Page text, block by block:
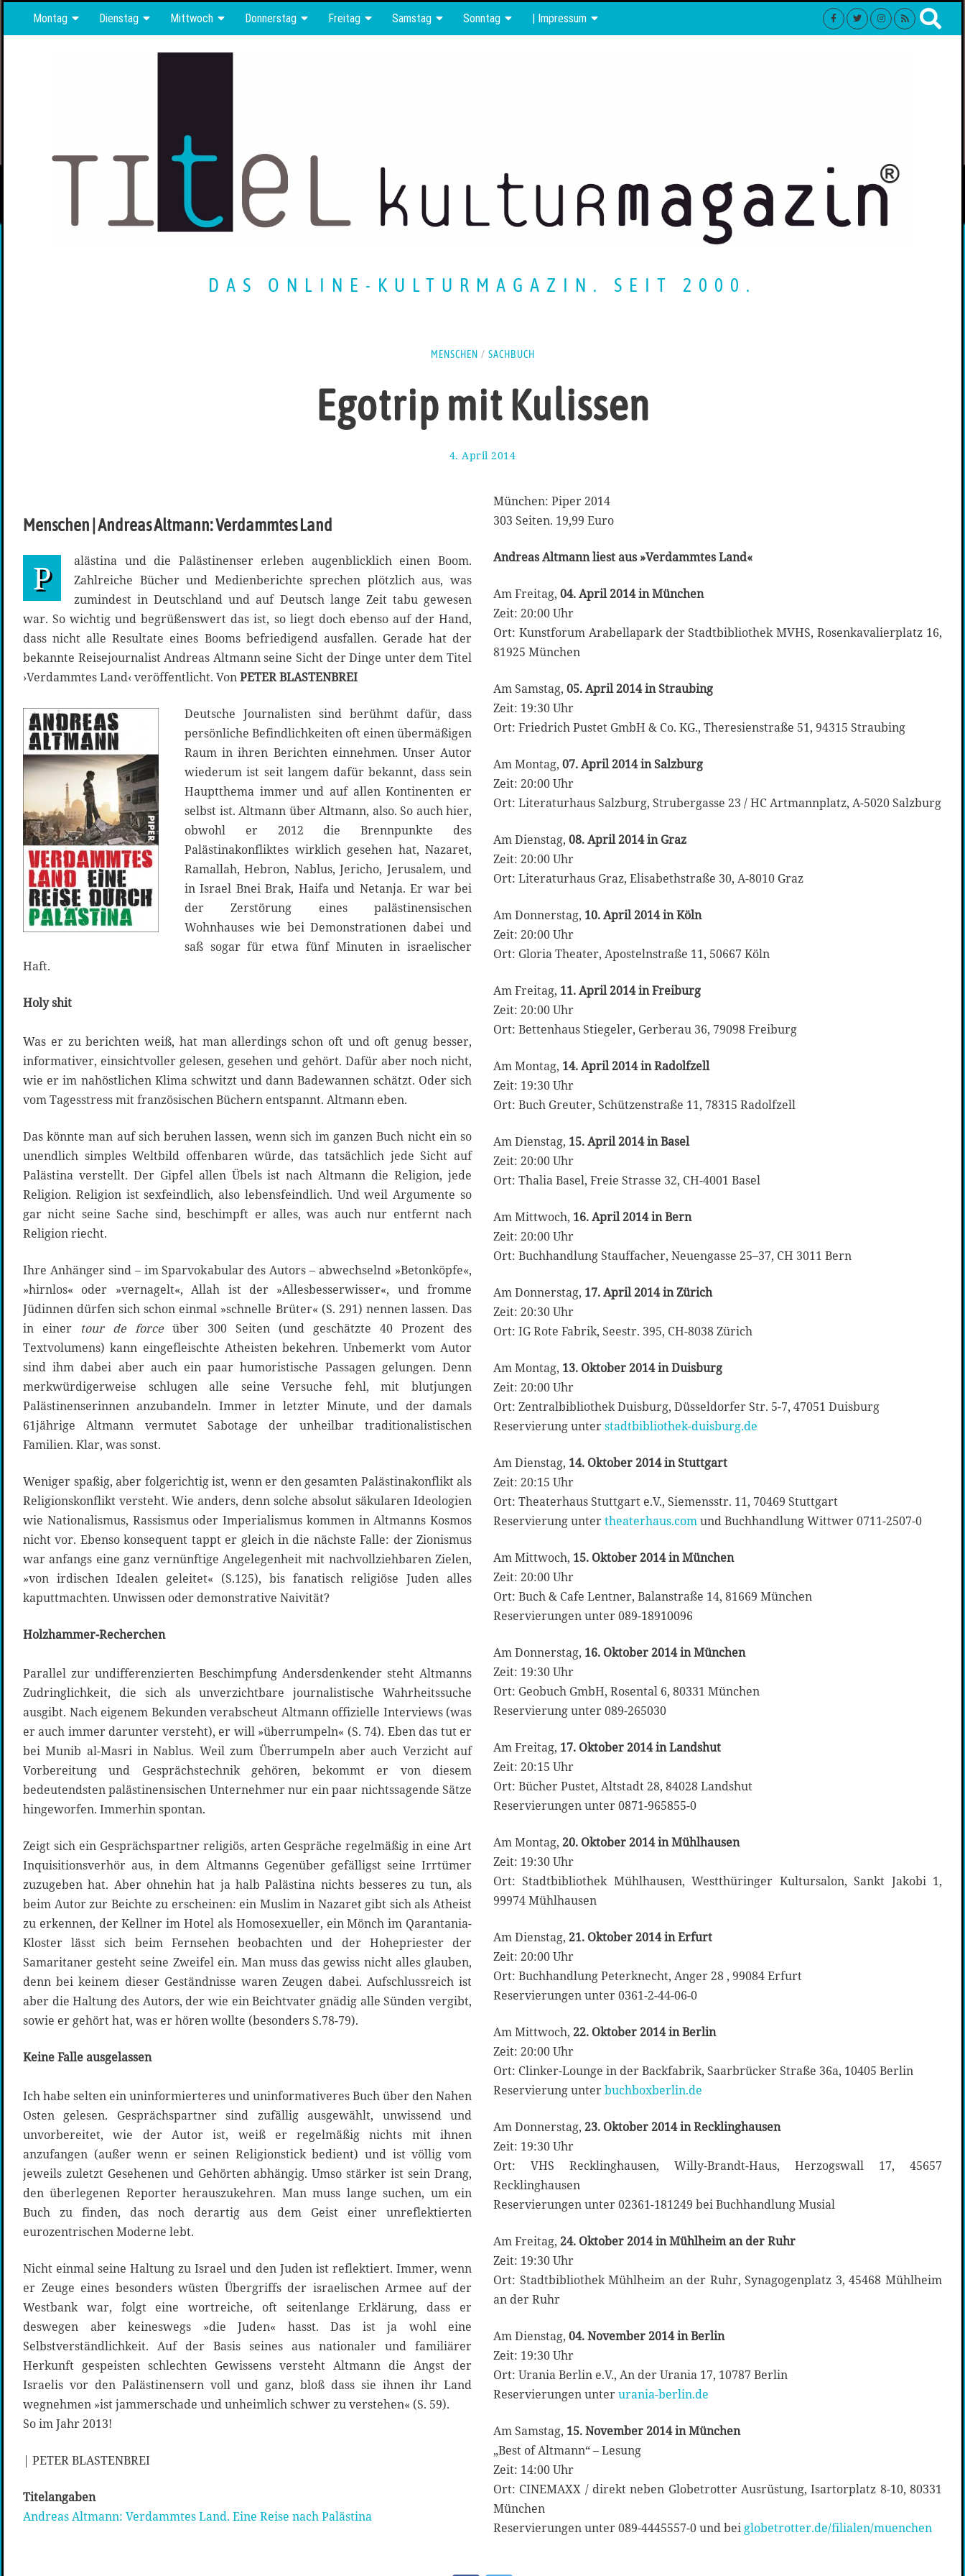
Montag Dienstag Mittwoch Donnerstag Freitag Samstag Sonntag | Impressum
DAS ONLINE-KULTURMAGAZIN. SEIT 2000.
MENSCHEN / SACHBUCH
Egotrip mit Kulissen
4. April 2014
p
r
i
2
4
Menschen | Andreas Altmann: Verdammtes Land
P
alästina und die Palästinenser erleben augenblicklich einen Boom.
Zahlreiche Bücher und Medienberichte sprechen plötzlich aus, was
zumindest in Deutschland und auf Deutsch lange Zeit tabu gewesen
war. So wichtig und begrüßenswert das ist, so liegt doch ebenso auf der Hand,
dass nicht alle Resultate eines Booms befriedigend ausfallen. Gerade hat der
bekannte Reisejournalist Andreas Altmann seine Sicht der Dinge unter dem Titel
›Verdammtes Land‹ veröffentlicht. VonPETER BLASTENBREI
Deutsche Journalisten sind berühmt dafür, dass
persönliche Befindlichkeiten oft einen übermäßigen
Raum in ihren Berichten einnehmen. Unser Autor
wiederum ist seit langem dafür bekannt, dass sein
Hauptthema immer und auf allen Kontinenten er
selbst ist. Altmann über Altmann, also. So auch hier,
obwohl er 2012 die Brennpunkte des
Palästinakonfliktes wirklich gesehen hat, Nazaret,
Ramallah, Hebron, Nablus, Jericho, Jerusalem, und
in Israel Bnei Brak, Haifa und Netanja. Er war bei
der Zerstörung eines palästinensischen
Wohnhauses wie bei Demonstrationen dabei und
saß sogar für etwa fünf Minuten in israelischer
Haft.
Holy shit
Was er zu berichten weiß, hat man allerdings schon oft und oft genug besser,
informativer, einsichtvoller gelesen, gesehen und gehört. Dafür aber noch nicht,
wie er im nahöstlichen Klima schwitzt und dann Badewannen schätzt. Oder sich
vom Tagesstress mit französischen Büchern entspannt. Altmann eben.
Das könnte man auf sich beruhen lassen, wenn sich im ganzen Buch nicht ein so
unendlich simples Weltbild offenbaren würde, das tatsächlich jede Sicht auf
Palästina verstellt. Der Gipfel allen Übels ist nach Altmann die Religion, jede
Religion. Religion ist sexfeindlich, also lebensfeindlich. Und weil Argumente so
gar nicht seine Sache sind, beschimpft er alles, was auch nur entfernt nach
Religion riecht.
Ihre Anhänger sind – im Sparvokabular des Autors – abwechselnd »Betonköpfe«,
»hirnlos« oder »vernagelt«, Allah ist der »Allesbesserwisser«, und fromme
Jüdinnen dürfen sich schon einmal »schnelle Brüter« (S. 291) nennen lassen. Das
in einer tour de forceüber 300 Seiten (und geschätzte 40 Prozent des
Textvolumens) kann eingefleischte Atheisten bekehren. Unbemerkt vom Autor
sind ihm dabei aber auch ein paar humoristische Passagen gelungen. Denn
merkwürdigerweise schlugen alle seine Versuche fehl, mit blutjungen
Palästinenserinnen anzubandeln. Immer in letzter Minute, und der damals
61jährige Altmann vermutet Sabotage der unheilbar traditionalistischen
Familien. Klar, was sonst.
Weniger spaßig, aber folgerichtig ist, wenn er den gesamten Palästinakonflikt als
Religionskonflikt versteht. Wie anders, denn solche absolut säkularen Ideologien
wie Nationalismus, Rassismus oder Imperialismus kommen in Altmanns Kosmos
nicht vor. Ebenso konsequent tappt er gleich in die nächste Falle: der Zionismus
war anfangs eine ganz vernünftige Angelegenheit mit nachvollziehbaren Zielen,
»von irdischen Idealen geleitet« (S.125), bis fanatisch religiöse Juden alles
kaputtmachten. Unwissen oder demonstrative Naivität?
Holzhammer-Recherchen
Parallel zur undifferenzierten Beschimpfung Andersdenkender steht Altmanns
Zudringlichkeit, die sich als unverzichtbare journalistische Wahrheitssuche
ausgibt. Nach eigenem Bekunden verabscheut Altmann offizielle Interviews (was
er auch immer darunter versteht), er will »überrumpeln« (S. 74). Eben das tut er
bei Munib al-Masri in Nablus. Weil zum Überrumpeln aber auch Verzicht auf
Vorbereitung und Gesprächstechnik gehören, bekommt er von diesem
bedeutendsten palästinensischen Unternehmer nur ein paar nichtssagende Sätze
hingeworfen. Immerhin spontan.
Zeigt sich ein Gesprächspartner religiös, arten Gespräche regelmäßig in eine Art
Inquisitionsverhör aus, in dem Altmanns Gegenüber gefälligst seine Irrtümer
zuzugeben hat. Aber ohnehin hat ja halb Palästina nichts besseres zu tun, als
beim Autor zur Beichte zu erscheinen: ein Muslim in Nazaret gibt sich als Atheist
zu erkennen, der Kellner im Hotel als Homosexueller, ein Mönch im Qarantania-
Kloster lässt sich beim Fernsehen beobachten und der Hohepriester der
Samaritaner gesteht seine Zweifel ein. Man muss das gewiss nicht alles glauben,
denn bei keinem dieser Geständnisse waren Zeugen dabei. Aufschlussreich ist
aber die Haltung des Autors, der wie ein Beichtvater gnädig alle Sünden vergibt,
sowie er gehört hat, was er hören wollte (besonders S.78-79).
Keine Falle ausgelassen
Ich habe selten ein uninformierteres und uninformativeres Buch über den Nahen
Osten gelesen. Gesprächspartner sind zufällig ausgewählt, unwissend und
unvorbereitet, wie der Autor ist, weiß er regelmäßig nichts mit ihnen
anzufangen (außer wenn er seinen Religionstick bedient) und ist völlig vom
jeweils zuletzt Gesehenen und Gehörten abhängig. Umso stärker ist sein Drang,
den überlegenen Reporter herauszukehren. Man muss lange suchen, um ein
Buch zu finden, das noch derartig aus dem Geist einer unreflektierten
eurozentrischen Moderne lebt.
Nicht einmal seine Haltung zu Israel und den Juden ist reflektiert. Immer, wenn
er Zeuge eines besonders wüsten Übergriffs der israelischen Armee auf der
Westbank war, folgt eine wortreiche, oft seitenlange Erklärung, dass er
deswegen aber keineswegs »die Juden« hasst. Das ist ja wohl eine
Selbstverständlichkeit. Auf der Basis seines aus nationaler und familiärer
Herkunft gespeisten schlechten Gewissens versteht Altmann die Angst der
Israelis vor den Palästinensern voll und ganz, bloß dass sie ihnen ihr Land
wegnehmen »ist jammerschade und unheimlich schwer zu verstehen« (S. 59).
So im Jahr 2013!
| PETER BLASTENBREI
Titelangaben
Andreas Altmann: Verdammtes Land. Eine Reise nach Palästina
München: Piper 2014
303 Seiten. 19,99 Euro
Andreas Altmann liest aus »Verdammtes Land«
Am Freitag, 04. April 2014 in München
Zeit: 20:00 Uhr
Ort: Kunstforum Arabellapark der Stadtbibliothek MVHS, Rosenkavalierplatz 16,
81925 München
Am Samstag, 05. April 2014 in Straubing
Zeit: 19:30 Uhr
Ort: Friedrich Pustet GmbH & Co. KG., Theresienstraße 51, 94315 Straubing
Am Montag, 07. April 2014 in Salzburg
Zeit: 20:00 Uhr
Ort: Literaturhaus Salzburg, Strubergasse 23 / HC Artmannplatz, A-5020 Salzburg
Am Dienstag, 08. April 2014 in Graz
Zeit: 20:00 Uhr
Ort: Literaturhaus Graz, Elisabethstraße 30, A-8010 Graz
Am Donnerstag, 10. April 2014 in Köln
Zeit: 20:00 Uhr
Ort: Gloria Theater, Apostelnstraße 11, 50667 Köln
Am Freitag, 11. April 2014 in Freiburg
Zeit: 20:00 Uhr
Ort: Bettenhaus Stiegeler, Gerberau 36, 79098 Freiburg
Am Montag, 14. April 2014 in Radolfzell
Zeit: 19:30 Uhr
Ort: Buch Greuter, Schützenstraße 11, 78315 Radolfzell
Am Dienstag, 15. April 2014 in Basel
Zeit: 20:00 Uhr
Ort: Thalia Basel, Freie Strasse 32, CH-4001 Basel
Am Mittwoch, 16. April 2014 in Bern
Zeit: 20:00 Uhr
Ort: Buchhandlung Stauffacher, Neuengasse 25–37, CH 3011 Bern
Am Donnerstag, 17. April 2014 in Zürich
Zeit: 20:30 Uhr
Ort: IG Rote Fabrik, Seestr. 395, CH-8038 Zürich
Am Montag, 13. Oktober 2014 in Duisburg
Zeit: 20:00 Uhr
Ort: Zentralbibliothek Duisburg, Düsseldorfer Str. 5-7, 47051 Duisburg
Reservierung unterstadtbibliothek-duisburg.de
Am Dienstag, 14. Oktober 2014 in Stuttgart
Zeit: 20:15 Uhr
Ort: Theaterhaus Stuttgart e.V., Siemensstr. 11, 70469 Stuttgart
Reservierung untertheaterhaus.comund Buchhandlung Wittwer 0711-2507-0
Am Mittwoch, 15. Oktober 2014 in München
Zeit: 20:00 Uhr
Ort: Buch & Cafe Lentner, Balanstraße 14, 81669 München
Reservierungen unter 089-18910096
Am Donnerstag, 16. Oktober 2014 in München
Zeit: 19:30 Uhr
Ort: Geobuch GmbH, Rosental 6, 80331 München
Reservierung unter 089-265030
Am Freitag, 17. Oktober 2014 in Landshut
Zeit: 20:15 Uhr
Ort: Bücher Pustet, Altstadt 28, 84028 Landshut
Reservierungen unter 0871-965855-0
Am Montag, 20. Oktober 2014 in Mühlhausen
Zeit: 19:30 Uhr
Ort: Stadtbibliothek Mühlhausen, Westthüringer Kultursalon, Sankt Jakobi 1,
99974 Mühlhausen
Am Dienstag, 21. Oktober 2014 in Erfurt
Zeit: 20:00 Uhr
Ort: Buchhandlung Peterknecht, Anger 28 , 99084 Erfurt
Reservierungen unter 0361-2-44-06-0
Am Mittwoch, 22. Oktober 2014 in Berlin
Zeit: 20:00 Uhr
Ort: Clinker-Lounge in der Backfabrik, Saarbrücker Straße 36a, 10405 Berlin
Reservierung unterbuchboxberlin.de
Am Donnerstag, 23. Oktober 2014 in Recklinghausen
Zeit: 19:30 Uhr
Ort: VHS Recklinghausen, Willy-Brandt-Haus, Herzogswall 17, 45657
Recklinghausen
Reservierungen unter 02361-181249 bei Buchhandlung Musial
Am Freitag, 24. Oktober 2014 in Mühlheim an der Ruhr
Zeit: 19:30 Uhr
Ort: Stadtbibliothek Mühlheim an der Ruhr, Synagogenplatz 3, 45468 Mühlheim
an der Ruhr
Am Dienstag, 04. November 2014 in Berlin
Zeit: 19:30 Uhr
Ort: Urania Berlin e.V., An der Urania 17, 10787 Berlin
Reservierungen unterurania-berlin.de
Am Samstag, 15. November 2014 in München
„Best of Altmann“ – Lesung
Zeit: 14:00 Uhr
Ort: CINEMAXX / direkt neben Globetrotter Ausrüstung, Isartorplatz 8-10, 80331
München
Reservierungen unter 089-4445557-0 und beiglobetrotter.de/filialen/muenchen